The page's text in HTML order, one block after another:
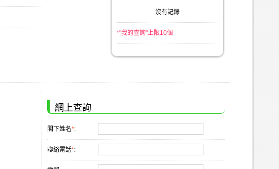
沒有記錄
*"我的查詢"上限10個
網上查詢
閣下姓名*:
聯絡電話*: